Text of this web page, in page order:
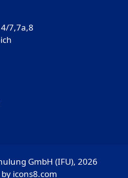
7,7a,8
GmbH (IFU), 2026
icons8.com